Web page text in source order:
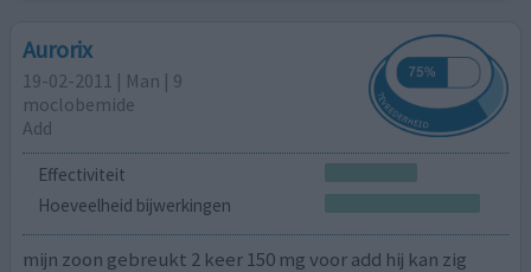
Aurorix
19-02-2011 | Man | 9
moclobemide
Add
Effectiviteit
Hoeveelheid bijwerkingen
mijn zoon gebreukt 2 keer 150 mg voor add hij kan zig